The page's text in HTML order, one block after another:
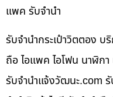
แพค รับจำนำ
รับจำนำกระเป๋าวิตตอง บ
ถือ ไอแพค ไอโฟน นาฬิก
รับจํานําแจ้งวัฒนะ.com รั